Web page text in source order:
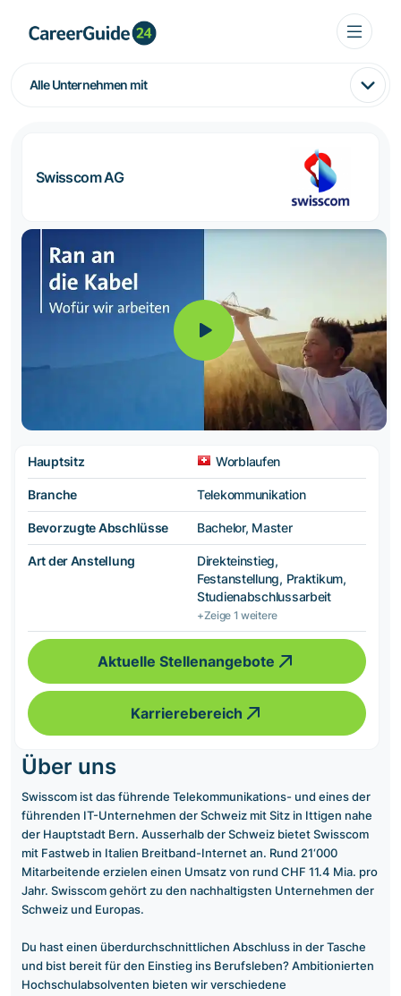
Alle Unternehmen mit
Swisscom AG
Hauptsitz Worblaufen
Branche Telekommunikation
Bevorzugte Abschlüsse Bachelor, Master
Art der Anstellung
Direkteinstieg,
Festanstellung, Praktikum,
Studienabschlussarbeit
+Zeige 1 weitere
Aktuelle Stellenangebote
Karrierebereich
Über uns
Swisscom ist das führende Telekommunikations- und eines der
führenden IT-Unternehmen der Schweiz mit Sitz in Ittigen nahe
der Hauptstadt Bern. Ausserhalb der Schweiz bietet Swisscom
mit Fastweb in Italien Breitband-Internet an. Rund 21‘000
Mitarbeitende erzielen einen Umsatz von rund CHF 11.4 Mia. pro
Jahr. Swisscom gehört zu den nachhaltigsten Unternehmen der
Schweiz und Europas.
Du hast einen überdurchschnittlichen Abschluss in der Tasche
und bist bereit für den Einstieg ins Berufsleben? Ambitionierten
Hochschulabsolventen bieten wir verschiedene